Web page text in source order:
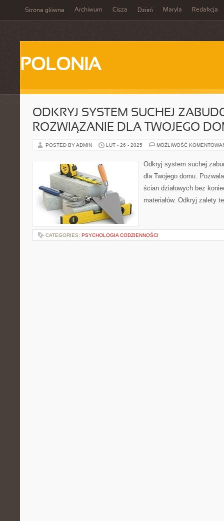
Strona główna Archiwum Cisza Dzień Maryla Redakcja
POLONIA
ODKRYJ SYSTEM SUCHEJ
ROZWIĄZANIE DLA TWOJEGO
POSTED BY ADMIN LUT - 26 - 2025 MOŻLIWOŚĆ
Odkryj system suchej
dla Twojego domu.
ścian działowych bez
materiałów. Odkryj zalety
CATEGORIES: PSYCHOLOGIA CODZIENNOŚCI